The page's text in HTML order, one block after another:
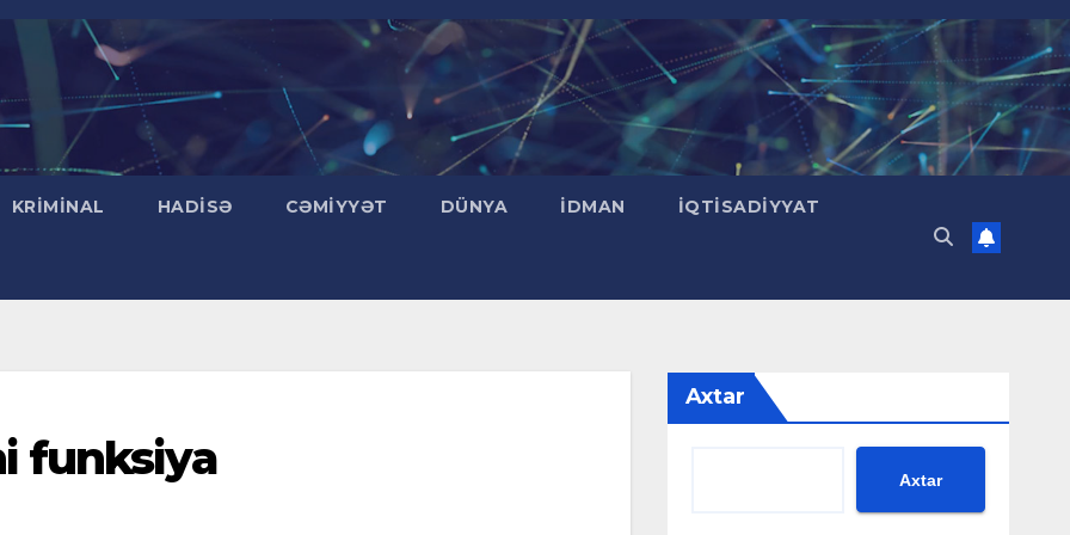
KRIMINAL HADISƏ CƏMIYYƏT DÜNYA İDMAN İQTISADIYYAT
funksiya
Axtar
Axtar